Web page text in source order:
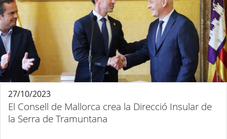
El Consell de Mallorca crea la Direcció Insular de
la Serra de Tramuntana
27/10/2023